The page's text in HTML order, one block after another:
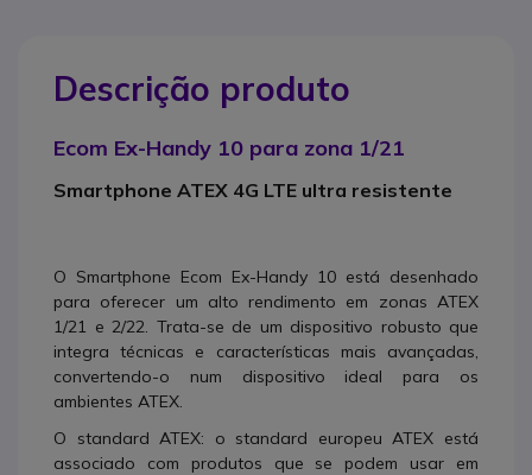
Descrição produto
Ecom Ex-Handy 10 para zona 1/21
Smartphone ATEX 4G LTE ultra resistente
O Smartphone Ecom Ex-Handy 10 está desenhado
para oferecer um alto rendimento em zonas ATEX
1/21 e 2/22. Trata-se de um dispositivo robusto que
integra técnicas e características mais avançadas,
convertendo-o num dispositivo ideal para os
ambientes ATEX.
O standard ATEX: o standard europeu ATEX está
associado com produtos que se podem usar em